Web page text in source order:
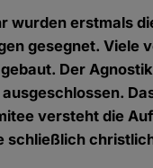
wurden erstmals
gesegnet. Viele
Der
versteht die
schließlich